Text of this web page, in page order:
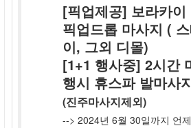
[픽업제공] 보라카이
픽업드롭 마사지 (
이, 그외 디몰)
[1+1 행사중] 2시간
행시 휴스파 발마사
(진주마사지제외)
--> 2024년 6월 30일까지 언